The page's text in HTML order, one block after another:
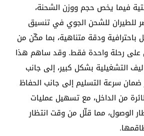
فيما يخص حجم ووزن الشحنة،
للطيران للشحن الجوي في تنسيق
باحترافية ودقة متناهية، بما مكّن من
على رحلة واحدة فقط. وقد ساهم هذا
التشغيلية بشكل كبير، إلى جانب
ضمان سرعة التسليم إلى جانب الحفاظ
من الداخل، مع تسهيل عمليات
الوصول، مما قلّل من وقت انتظار